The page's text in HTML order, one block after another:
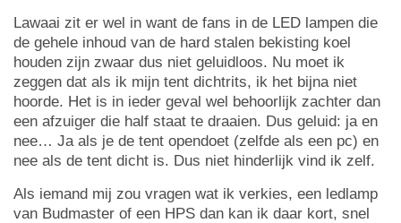
Lawaai zit er wel in want de fans in de LED lampen die
de gehele inhoud van de hard stalen bekisting koel
houden zijn zwaar dus niet geluidloos. Nu moet ik
zeggen dat als ik mijn tent dichtrits, ik het bijna niet
hoorde. Het is in ieder geval wel behoorlijk zachter dan
een afzuiger die half staat te draaien. Dus geluid: ja en
nee… Ja als je de tent opendoet (zelfde als een pc) en
nee als de tent dicht is. Dus niet hinderlijk vind ik zelf.
Als iemand mij zou vragen wat ik verkies, een ledlamp
van Budmaster of een HPS dan kan ik daar kort, snel